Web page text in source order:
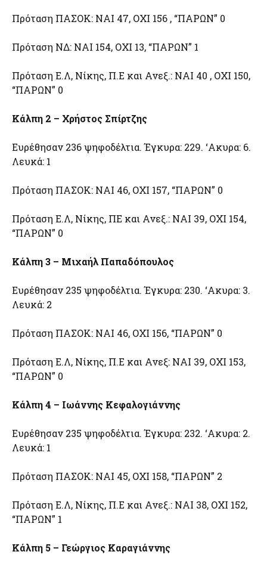
Πρόταση ΠΑΣΟΚ: ΝΑΙ 47, ΟΧΙ 156 , “ΠΑΡΩΝ” 0
Πρόταση ΝΔ: ΝΑΙ 154, ΟΧΙ 13, “ΠΑΡΩΝ” 1
Πρόταση Ε.Λ, Νίκης, Π.Ε και Ανεξ.: ΝΑΙ 40 , ΟΧΙ 150,
“ΠΑΡΩΝ” 0
Κάλπη 2 – Χρήστος Σπίρτζης
Ευρέθησαν 236 ψηφοδέλτια. Έγκυρα: 229. ‘Ακυρα: 6.
Λευκά: 1
Πρόταση ΠΑΣΟΚ: ΝΑΙ 46, ΟΧΙ 157, “ΠΑΡΩΝ” 0
Πρόταση Ε.Λ, Νίκης, ΠΕ και Ανεξ.: ΝΑΙ 39, ΟΧΙ 154,
“ΠΑΡΩΝ” 0
Κάλπη 3 – Μιχαήλ Παπαδόπουλος
Ευρέθησαν 235 ψηφοδέλτια. Έγκυρα: 230. ‘Ακυρα: 3.
Λευκά: 2
Πρόταση ΠΑΣΟΚ: ΝΑΙ 46, ΟΧΙ 156, “ΠΑΡΩΝ” 0
Πρόταση Ε.Λ, Νίκης, Π.Ε και Ανεξ: ΝΑΙ 39, ΟΧΙ 153,
“ΠΑΡΩΝ” 0
Κάλπη 4 – Ιωάννης Κεφαλογιάννης
Ευρέθησαν 235 ψηφοδέλτια. Έγκυρα: 232. ‘Ακυρα: 2.
Λευκά: 1
Πρόταση ΠΑΣΟΚ: ΝΑΙ 45, ΟΧΙ 158, “ΠΑΡΩΝ” 2
Πρόταση Ε.Λ, Νίκης, Π.Ε και Ανεξ.: ΝΑΙ 38, ΟΧΙ 152,
“ΠΑΡΩΝ” 1
Κάλπη 5 – Γεώργιος Καραγιάννης